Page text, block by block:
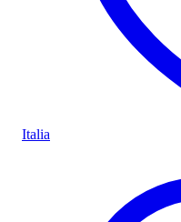
Italia